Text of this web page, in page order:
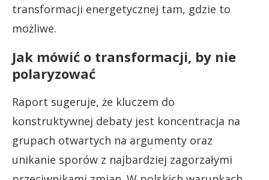
transformacji energetycznej tam, gdzie to
możliwe.
Jak mówić o transformacji, by nie
polaryzować
Raport sugeruje, że kluczem do
konstruktywnej debaty jest koncentracja na
grupach otwartych na argumenty oraz
unikanie sporów z najbardziej zagorzałymi